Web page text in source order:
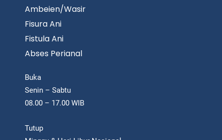
Ambeien/Wasir
Fisura Ani
Fistula Ani
Abses Perianal
Buka
Senin – Sabtu
08.00 – 17.00 WIB
Tutup